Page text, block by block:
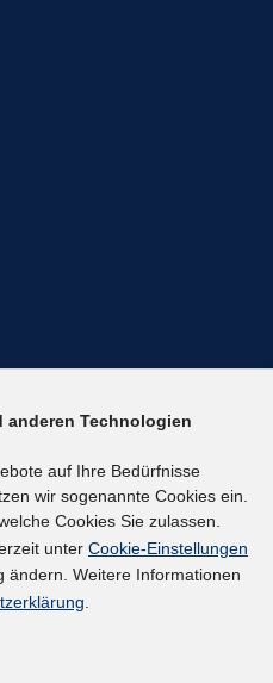
anderen Technologien
auf Ihre Bedürfnisse
wir sogenannte Cookies ein.
Cookies Sie zulassen.
unter Cookie-Einstellungen
ändern. Weitere Informationen
.